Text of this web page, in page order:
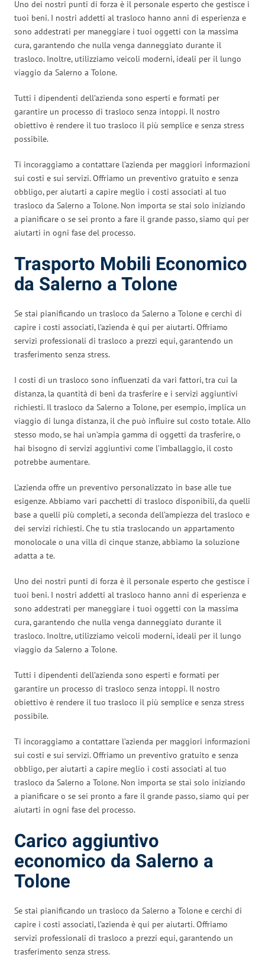
Uno dei nostri punti di forza è il personale esperto che gestisce i
tuoi beni. I nostri addetti al trasloco hanno anni di esperienza e
sono addestrati per maneggiare i tuoi oggetti con la massima
cura, garantendo che nulla venga danneggiato durante il
trasloco. Inoltre, utilizziamo veicoli moderni, ideali per il lungo
viaggio da Salerno a Tolone.
Tutti i dipendenti dell’azienda sono esperti e formati per
garantire un processo di trasloco senza intoppi. Il nostro
obiettivo è rendere il tuo trasloco il più semplice e senza stress
possibile.
Ti incoraggiamo a contattare l’azienda per maggiori informazioni
sui costi e sui servizi. Offriamo un preventivo gratuito e senza
obbligo, per aiutarti a capire meglio i costi associati al tuo
trasloco da Salerno a Tolone. Non importa se stai solo iniziando
a pianificare o se sei pronto a fare il grande passo, siamo qui per
aiutarti in ogni fase del processo.
Trasporto Mobili Economico
da Salerno a Tolone
Se stai pianificando un trasloco da Salerno a Tolone e cerchi di
capire i costi associati, l’azienda è qui per aiutarti. Offriamo
servizi professionali di trasloco a prezzi equi, garantendo un
trasferimento senza stress.
I costi di un trasloco sono influenzati da vari fattori, tra cui la
distanza, la quantità di beni da trasferire e i servizi aggiuntivi
richiesti. Il trasloco da Salerno a Tolone, per esempio, implica un
viaggio di lunga distanza, il che può influire sul costo totale. Allo
stesso modo, se hai un’ampia gamma di oggetti da trasferire, o
hai bisogno di servizi aggiuntivi come l’imballaggio, il costo
potrebbe aumentare.
L’azienda offre un preventivo personalizzato in base alle tue
esigenze. Abbiamo vari pacchetti di trasloco disponibili, da quelli
base a quelli più completi, a seconda dell’ampiezza del trasloco e
dei servizi richiesti. Che tu stia traslocando un appartamento
monolocale o una villa di cinque stanze, abbiamo la soluzione
adatta a te.
Uno dei nostri punti di forza è il personale esperto che gestisce i
tuoi beni. I nostri addetti al trasloco hanno anni di esperienza e
sono addestrati per maneggiare i tuoi oggetti con la massima
cura, garantendo che nulla venga danneggiato durante il
trasloco. Inoltre, utilizziamo veicoli moderni, ideali per il lungo
viaggio da Salerno a Tolone.
Tutti i dipendenti dell’azienda sono esperti e formati per
garantire un processo di trasloco senza intoppi. Il nostro
obiettivo è rendere il tuo trasloco il più semplice e senza stress
possibile.
Ti incoraggiamo a contattare l’azienda per maggiori informazioni
sui costi e sui servizi. Offriamo un preventivo gratuito e senza
obbligo, per aiutarti a capire meglio i costi associati al tuo
trasloco da Salerno a Tolone. Non importa se stai solo iniziando
a pianificare o se sei pronto a fare il grande passo, siamo qui per
aiutarti in ogni fase del processo.
Carico aggiuntivo
economico da Salerno a
Tolone
Se stai pianificando un trasloco da Salerno a Tolone e cerchi di
capire i costi associati, l’azienda è qui per aiutarti. Offriamo
servizi professionali di trasloco a prezzi equi, garantendo un
trasferimento senza stress.